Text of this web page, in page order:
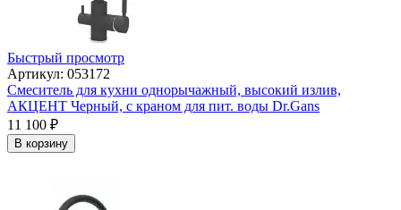
Быстрый просмотр
Артикул: 053172
Смеситель для кухни однорычажный, высокий излив,
АКЦЕНТ Черный, с краном для пит. воды Dr.Gans
11 100 ₽
В корзину